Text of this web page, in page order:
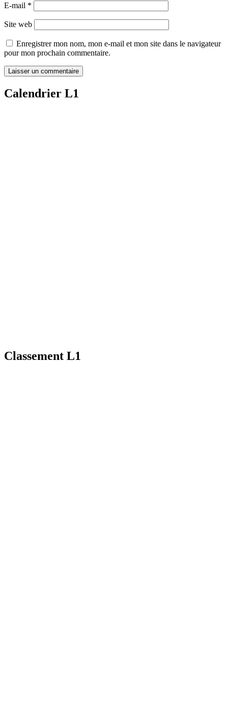
E-mail *
Site web
Enregistrer mon nom, mon e-mail et mon site dans le navigateur
pour mon prochain commentaire.
Calendrier L1
Classement L1